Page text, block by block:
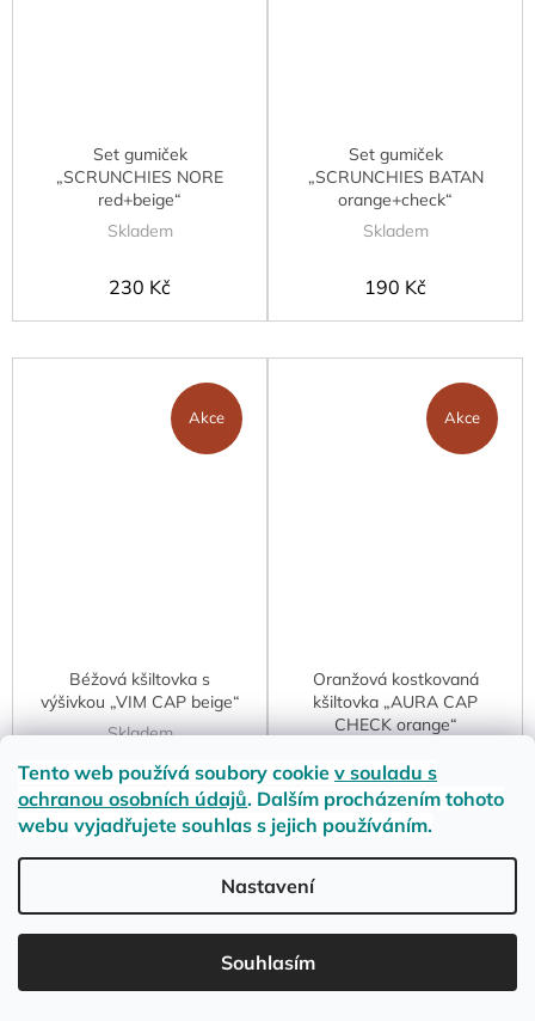
Tento web používá soubory cookie v souladu s
ochranou osobních údajů. Dalším procházením tohoto
webu vyjadřujete souhlas s jejich používáním.
Nastavení
Souhlasím
LETNÍ DOPRAVA ZDARMA pro objednávky nad 900,- na pobočky
Set gumiček
„SCRUNCHIES NORE
red+beige“
Skladem
230 Kč
Set gumiček
„SCRUNCHIES BATAN
orange+check“
Skladem
190 Kč
Akce
Béžová kšiltovka s
výšivkou „VIM CAP beige“
Skladem
490 Kč
Akce
Oranžová kostkovaná
kšiltovka „AURA CAP
CHECK orange“
390 Kč